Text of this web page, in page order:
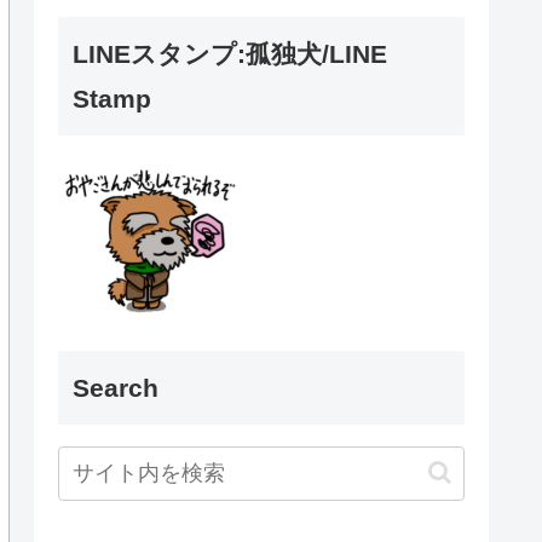
LINEスタンプ:孤独犬/LINE
Stamp
Search